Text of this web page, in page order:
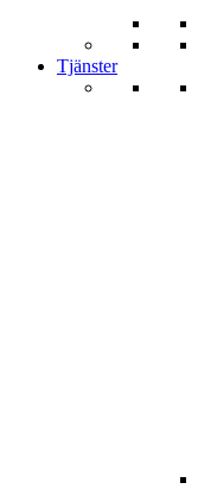
Tjänster